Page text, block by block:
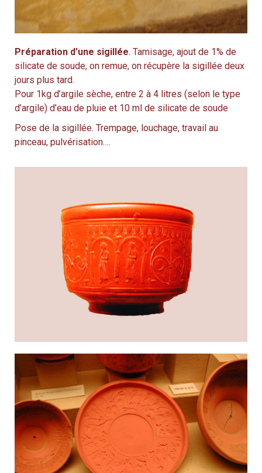
Préparation d’une sigillée. Tamisage, ajout de 1% de
silicate de soude, on remue, on récupère la sigillée deux
jours plus tard.
Pour 1kg d’argile sèche, entre 2 à 4 litres (selon le type
d’argile) d’eau de pluie et 10 ml de silicate de soude
Pose de la sigillée. Trempage, louchage, travail au
pinceau, pulvérisation….